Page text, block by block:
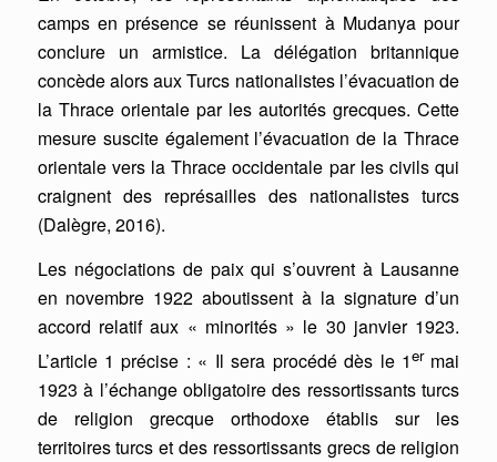
camps en présence se réunissent à Mudanya pour
conclure un armistice. La délégation britannique
concède alors aux Turcs nationalistes l’évacuation de
la Thrace orientale par les autorités grecques. Cette
mesure suscite également l’évacuation de la Thrace
orientale vers la Thrace occidentale par les civils qui
craignent des représailles des nationalistes turcs
(Dalègre, 2016).
Les négociations de paix qui s’ouvrent à Lausanne
en novembre 1922 aboutissent à la signature d’un
accord relatif aux « minorités » le 30 janvier 1923.
L’article 1 précise : « Il sera procédé dès le 1ermai
1923 à l’échange obligatoire des ressortissants turcs
de religion grecque orthodoxe établis sur les
territoires turcs et des ressortissants grecs de religion